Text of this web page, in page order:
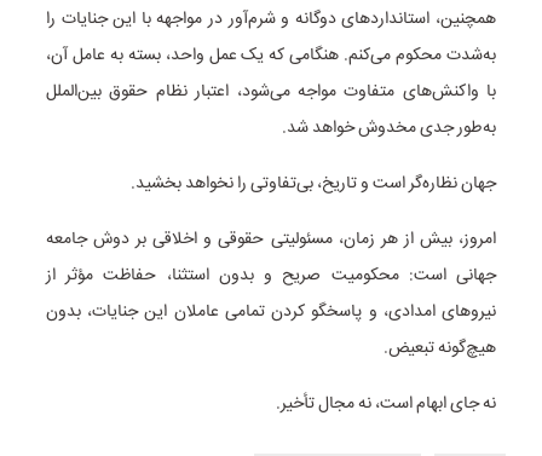
همچنین، استانداردهای دوگانه و شرم‌آور در مواجهه با این جنایات را
به‌شدت محکوم می‌کنم. هنگامی که یک عمل واحد، بسته به عامل آن،
با واکنش‌های متفاوت مواجه می‌شود، اعتبار نظام حقوق بین‌الملل
به‌طور جدی مخدوش خواهد شد.
جهان نظاره‌گر است و تاریخ، بی‌تفاوتی را نخواهد بخشید.
امروز، بیش از هر زمان، مسئولیتی حقوقی و اخلاقی بر دوش جامعه
جهانی است: محکومیت صریح و بدون استثنا، حفاظت مؤثر از
نیروهای امدادی، و پاسخگو کردن تمامی عاملان این جنایات، بدون
هیچ‌گونه تبعیض.
نه جای ابهام است، نه مجال تأخیر.